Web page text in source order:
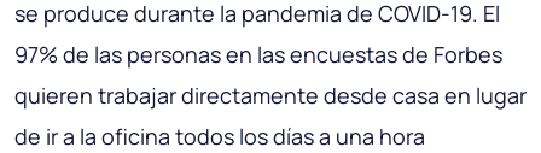
se produce durante la pandemia de COVID-19. El
97% de las personas en las encuestas de Forbes
quieren trabajar directamente desde casa en lugar
de ir a la oficina todos los días a una hora